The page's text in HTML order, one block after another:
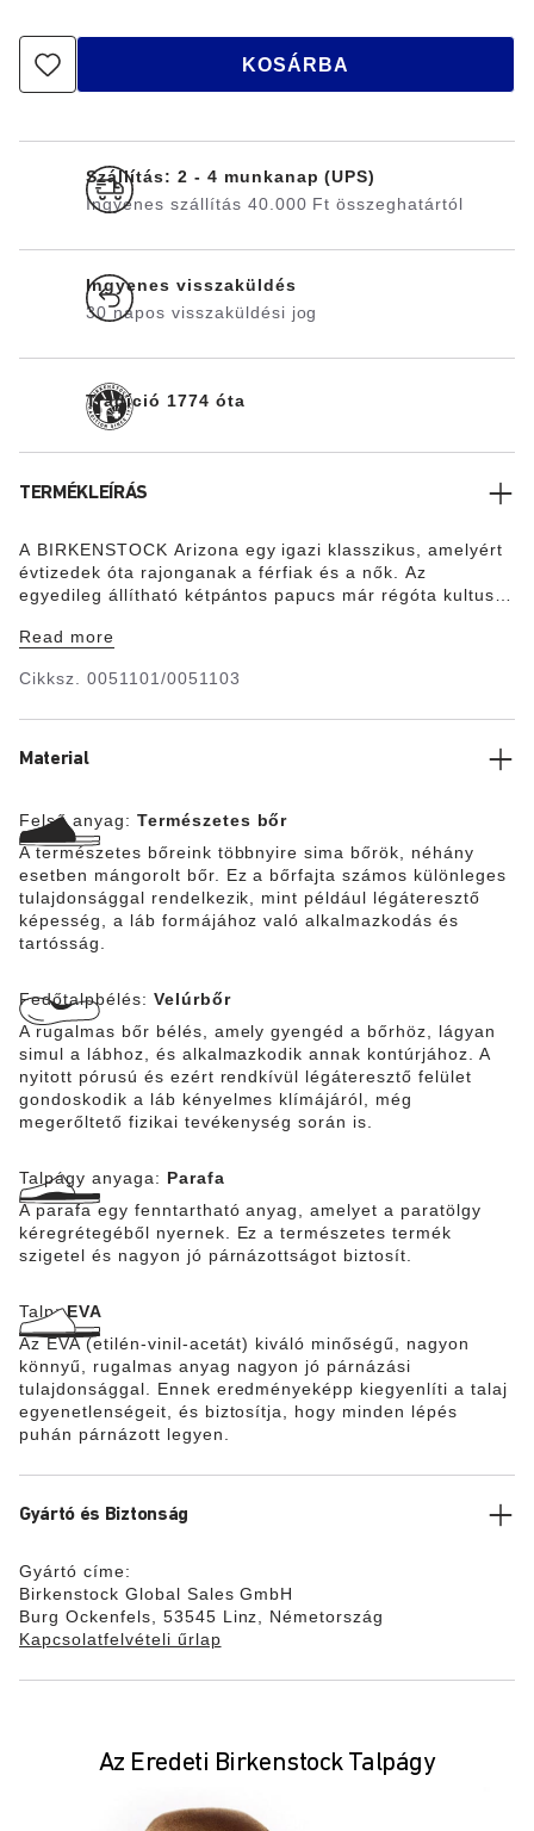
KOSÁRBA
Szállítás: 2 - 4 munkanap (UPS)
Ingyenes szállítás 40.000 Ft összeghatártól
Ingyenes visszaküldés
30 napos visszaküldési jog
Tradíció 1774 óta
TERMÉKLEÍRÁS
A BIRKENSTOCK Arizona egy igazi klasszikus, amelyért
évtizedek óta rajonganak a férfiak és a nők. Az
egyedileg állítható kétpántos papucs már régóta kultusz
természetes bőrből készült.
Read more
Cikksz. 0051101/0051103
Material
Felső anyag: Természetes bőr
A természetes bőreink többnyire sima bőrök, néhány
esetben mángorolt bőr. Ez a bőrfajta számos különleges
tulajdonsággal rendelkezik, mint például légáteresztő
képesség, a láb formájához való alkalmazkodás és
tartósság.
Fedőtalpbélés: Velúrbőr
A rugalmas bőr bélés, amely gyengéd a bőrhöz, lágyan
simul a lábhoz, és alkalmazkodik annak kontúrjához. A
nyitott pórusú és ezért rendkívül légáteresztő felület
gondoskodik a láb kényelmes klímájáról, még
megerőltető fizikai tevékenység során is.
Talpágy anyaga: Parafa
A parafa egy fenntartható anyag, amelyet a paratölgy
kéregrétegéből nyernek. Ez a természetes termék
szigetel és nagyon jó párnázottságot biztosít.
Talp:EVA
Az EVA (etilén-vinil-acetát) kiváló minőségű, nagyon
könnyű, rugalmas anyag nagyon jó párnázási
tulajdonsággal. Ennek eredményeképp kiegyenlíti a talaj
egyenetlenségeit, és biztosítja, hogy minden lépés
puhán párnázott legyen.
Gyártó és Biztonság
Gyártó címe:
Birkenstock Global Sales GmbH
Burg Ockenfels, 53545 Linz, Németország
Kapcsolatfelvételi űrlap
Az Eredeti Birkenstock Talpágy